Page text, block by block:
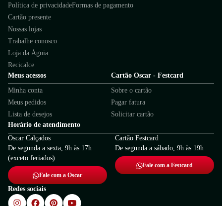
Política de privacidade
Cartão presente
Nossas lojas
Trabalhe conosco
Loja da Águia
Recicalce
Formas de pagamento
Meus acessos
Minha conta
Meus pedidos
Lista de desejos
Cartão Oscar - Festcard
Sobre o cartão
Pagar fatura
Solicitar cartão
Horário de atendimento
Oscar Calçados
De segunda a sexta, 9h às 17h
(exceto feriados)
Fale com a Oscar
Cartão Festcard
De segunda a sábado, 9h às 19h
Fale com a Festcard
Redes sociais